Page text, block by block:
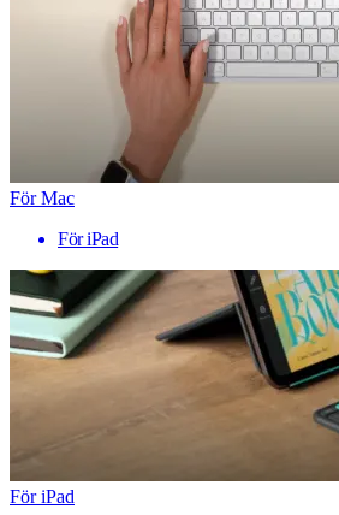
För Mac
För iPad
För iPad